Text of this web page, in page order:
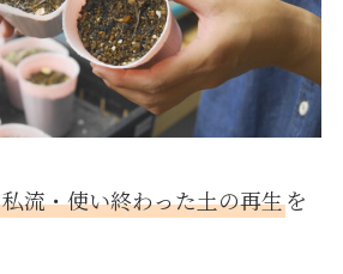
私流・使い終わった土の再生を